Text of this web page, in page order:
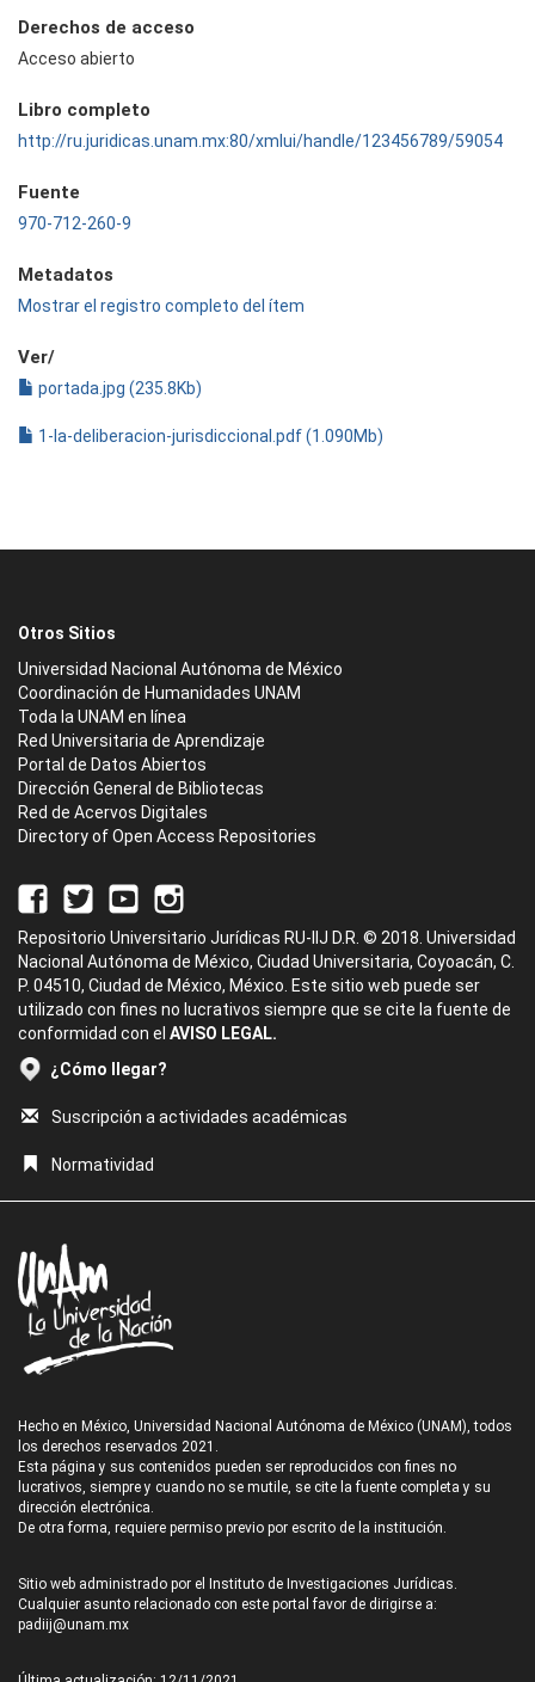
Derechos de acceso
Acceso abierto
Libro completo
http://ru.juridicas.unam.mx:80/xmlui/handle/123456789/59054
Fuente
970-712-260-9
Metadatos
Mostrar el registro completo del ítem
Ver/
portada.jpg (235.8Kb)
1-la-deliberacion-jurisdiccional.pdf (1.090Mb)
Otros Sitios
Universidad Nacional Autónoma de México
Coordinación de Humanidades UNAM
Toda la UNAM en línea
Red Universitaria de Aprendizaje
Portal de Datos Abiertos
Dirección General de Bibliotecas
Red de Acervos Digitales
Directory of Open Access Repositories
Repositorio Universitario Jurídicas RU-IIJ D.R. © 2018. Universidad
Nacional Autónoma de México, Ciudad Universitaria, Coyoacán, C.
P. 04510, Ciudad de México, México. Este sitio web puede ser
utilizado con fines no lucrativos siempre que se cite la fuente de
conformidad con el AVISO LEGAL.
¿Cómo llegar?
Suscripción a actividades académicas
Normatividad
Hecho en México, Universidad Nacional Autónoma de México (UNAM), todos
los derechos reservados 2021.
Esta página y sus contenidos pueden ser reproducidos con fines no
lucrativos, siempre y cuando no se mutile, se cite la fuente completa y su
dirección electrónica.
De otra forma, requiere permiso previo por escrito de la institución.
Sitio web administrado por el Instituto de Investigaciones Jurídicas.
Cualquier asunto relacionado con este portal favor de dirigirse a:
padiij@unam.mx